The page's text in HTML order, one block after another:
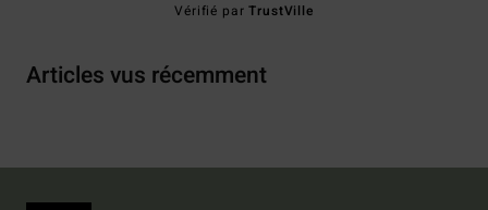
Vérifié parTrustVille
Articles vus récemment